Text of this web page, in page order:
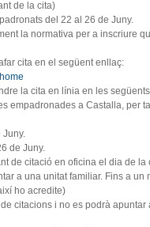
de la cita)
del 22 al 26 de Juny.
la normativa per a inscriure
cita en el següent enllaç:
la cita en línia en les
empadronades a Castalla, per
Juny.
de Juny.
de citació en oficina el dia de
a una unitat familiar. Fins a un
ho acredite)
citacions i no es podrà